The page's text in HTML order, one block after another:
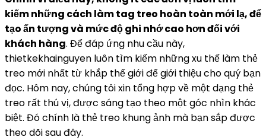
kiếm những cách làm tag treo hoàn toàn mới lạ, để
tạo ấn tượng và mức độ ghi nhớ cao hơn đối với
khách hàng. Để đáp ứng nhu cầu này,
thietkekhainguyen luôn tìm kiếm những xu thế làm thẻ
treo mới nhất từ khắp thế giới để giới thiệu cho quý bạn
đọc. Hôm nay, chúng tôi xin tổng hợp về một dạng thẻ
treo rất thú vị, được sáng tạo theo một góc nhìn khác
biệt. Đó chính là thẻ treo khung ảnh mà bạn sắp được
theo dõi sau đây.